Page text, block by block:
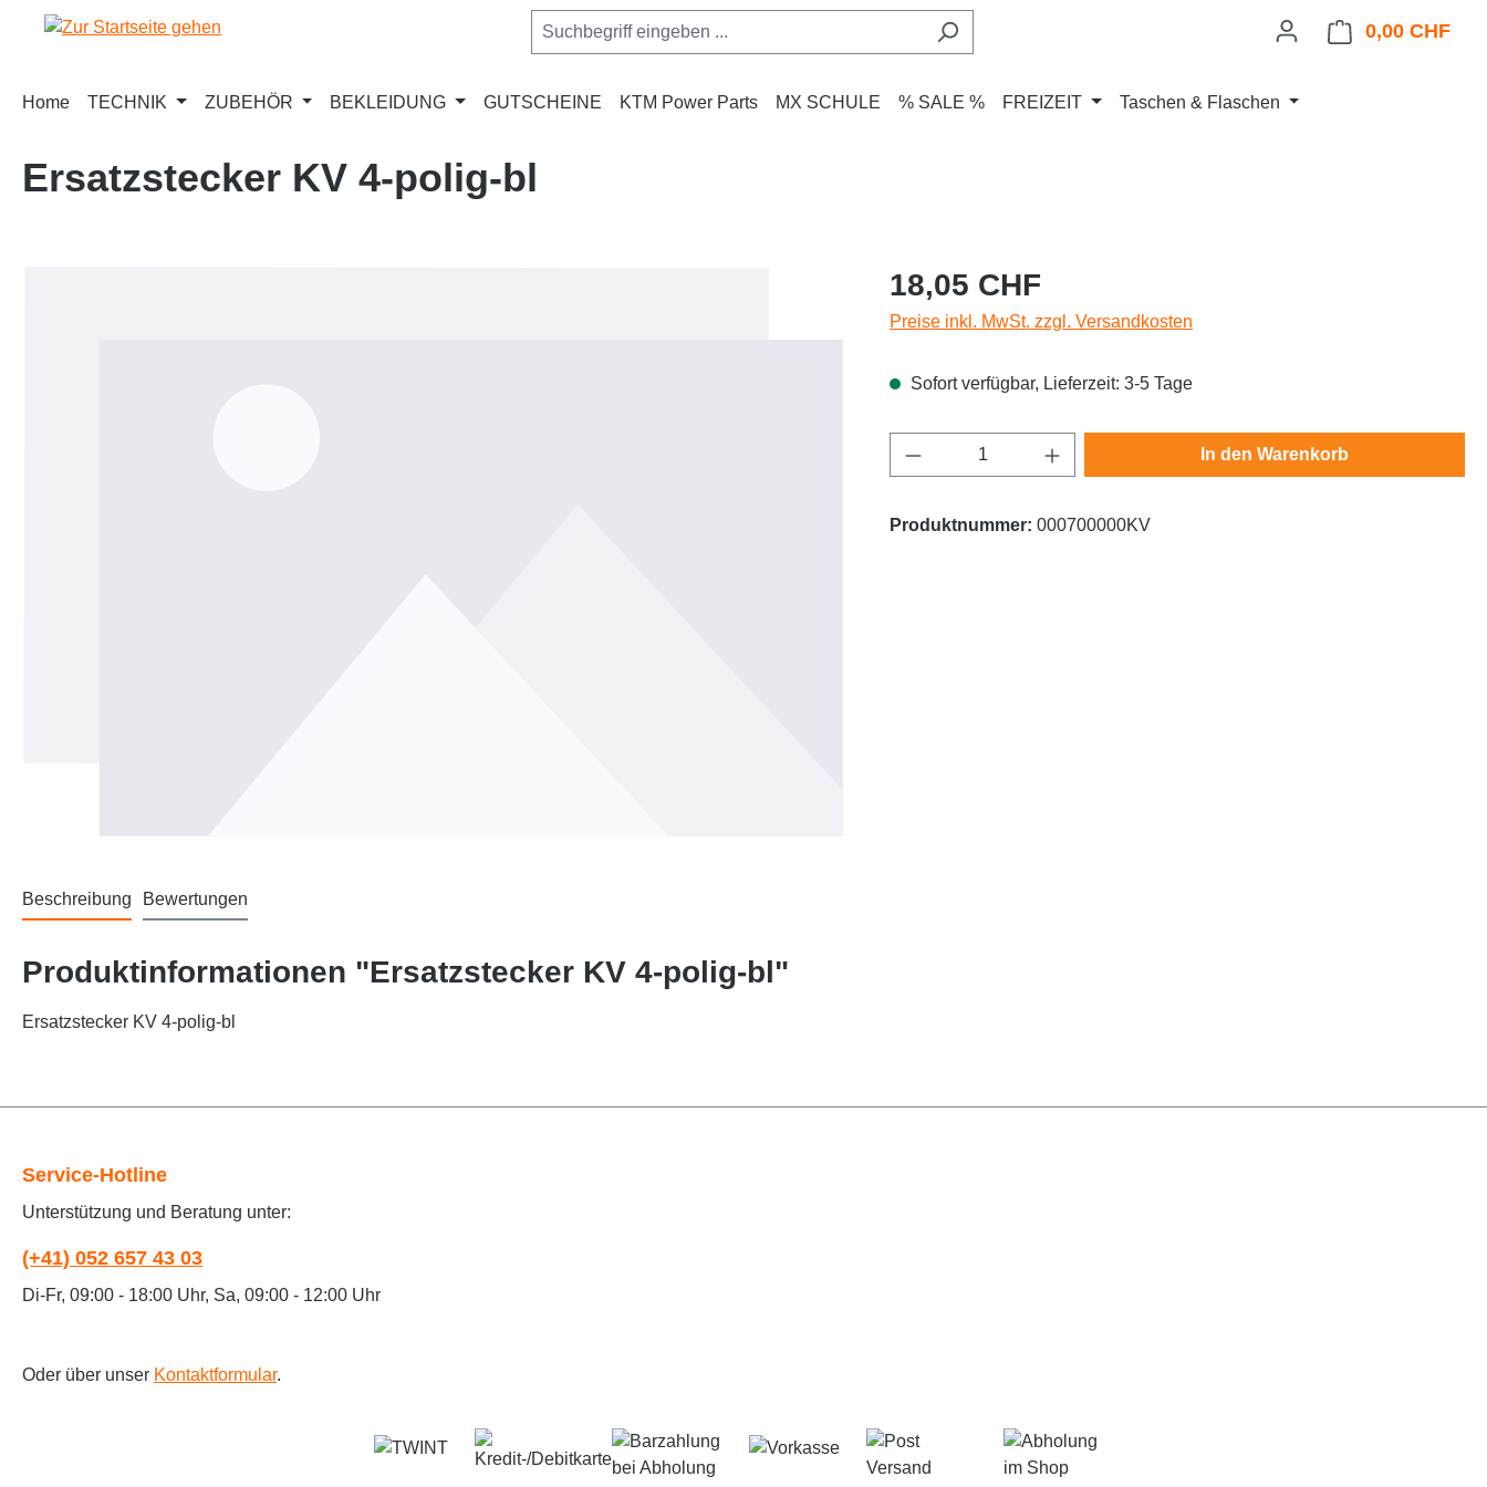
Hauptinhalt springen
Zur Suche springen
Zur Hauptnavigation springen 0,00 CHF
Home TECHNIK ZUBEHÖR BEKLEIDUNG GUTSCHEINE KTM Power Parts MX SCHULE % SALE % FREIZEIT Taschen & Flaschen
Ersatzstecker KV 4-polig-bl
Regulärer Preis:
18,05 CHF
Preise inkl. MwSt. zzgl. Versandkosten
Sofort verfügbar, Lieferzeit: 3-5 Tage
Produkt Anzahl: Gib den gewünschten Wert ein
In den Warenkorb
Produktnummer: 000700000KV
Beschreibung Bewertungen
Produktinformationen "Ersatzstecker KV 4-polig-bl"
Ersatzstecker KV 4-polig-bl
Service-Hotline
Unterstützung und Beratung unter:
(+41) 052 657 43 03
Di-Fr, 09:00 - 18:00 Uhr, Sa, 09:00 - 12:00 Uhr
Oder über unser Kontaktformular.